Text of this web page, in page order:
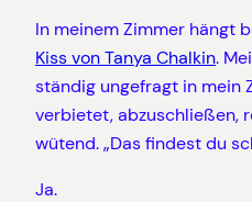
In meinem Zimmer hängt
Kiss von Tanya Chalkin.
ständig ungefragt in mein
verbietet, abzuschließen,
wütend. „Das findest du
Ja.